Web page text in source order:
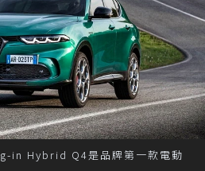
in Hybrid Q4是品牌第一款電動